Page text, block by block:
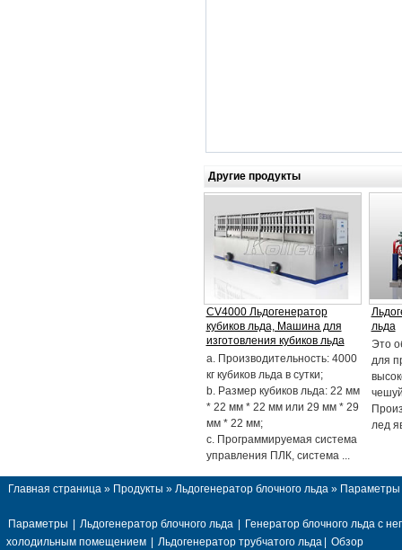
Другие продукты
CV4000 Льдогенератор
кубиков льда, Машина для
изготовления кубиков льда
a. Производительность: 4000
кг кубиков льда в сутки;
b. Размер кубиков льда: 22 мм
* 22 мм * 22 мм или 29 мм * 29
мм * 22 мм;
c. Программируемая система
управления ПЛК, система ...
льда
Это
для
лед
Главная страница» Продукты » Льдогенератор блочного льда» Параметры
Параметры Льдогенератор блочного льда
Генератор блочного льда с
холодильным помещением
Льдогенератор трубчатого льда Обзор